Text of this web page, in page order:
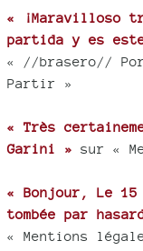
« ¡Maravilloso
partida y es
« //brasero//
Partir »
« Très
Garini » sur «
« Bonjour, Le
tombée par
« Mentions